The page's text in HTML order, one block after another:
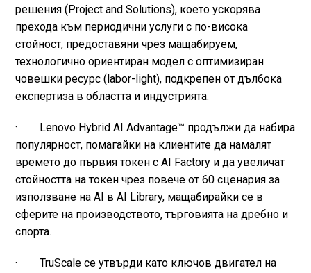
решения (Project and Solutions), което ускорява
прехода към периодични услуги с по-висока
стойност, предоставяни чрез мащабируем,
технологично ориентиран модел с оптимизиран
човешки ресурс (labor-light), подкрепен от дълбока
експертиза в областта и индустрията.
· Lenovo Hybrid AI Advantage™ продължи да набира
популярност, помагайки на клиентите да намалят
времето до първия токен с AI Factory и да увеличат
стойността на токен чрез повече от 60 сценария за
използване на AI в AI Library, мащабирайки се в
сферите на производството, търговията на дребно и
спорта.
· TruScale се утвърди като ключов двигател на